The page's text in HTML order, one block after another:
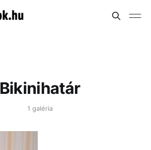
Bikinihatár
1 galéria